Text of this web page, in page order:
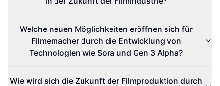
Welche neuen Möglichkeiten eröffnen sich für
Filmemacher durch die Entwicklung von
Technologien wie Sora und Gen 3 Alpha?
Wie wird sich die Zukunft der Filmproduktion durch